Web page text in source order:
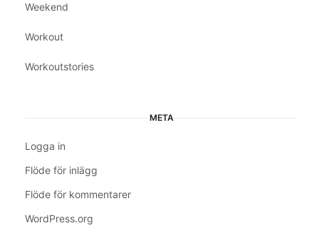
Weekend
Workout
Workoutstories
META
Logga in
Flöde för inlägg
Flöde för kommentarer
WordPress.org